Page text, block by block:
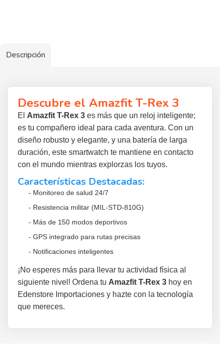
Descripción
Descubre el Amazfit T-Rex 3
El Amazfit T-Rex 3 es más que un reloj inteligente;
es tu compañero ideal para cada aventura. Con un
diseño robusto y elegante, y una batería de larga
duración, este smartwatch te mantiene en contacto
con el mundo mientras explorzas los tuyos.
Características Destacadas:
- Monitoreo de salud 24/7
- Resistencia militar (MIL-STD-810G)
- Más de 150 modos deportivos
- GPS integrado para rutas precisas
- Notificaciones inteligentes
¡No esperes más para llevar tu actividad física al
siguiente nivel! Ordena tu Amazfit T-Rex 3 hoy en
Edenstore Importaciones y hazte con la tecnología
que mereces.